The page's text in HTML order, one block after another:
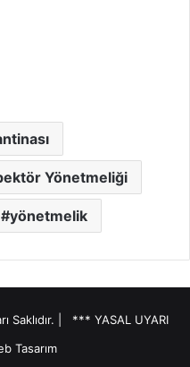
Yönetmeliği
yönetmelik
Saklıdır. | *** YASAL UYARI
Tasarım